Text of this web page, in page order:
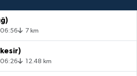
7 km
12.48 km